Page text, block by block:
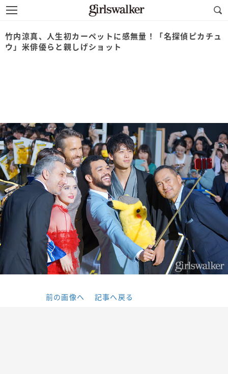
竹内涼真、人生初カーペットに感無量！「名探偵ピカチュ
ウ」米俳優らと親しげショット
前の画像へ 記事へ戻る